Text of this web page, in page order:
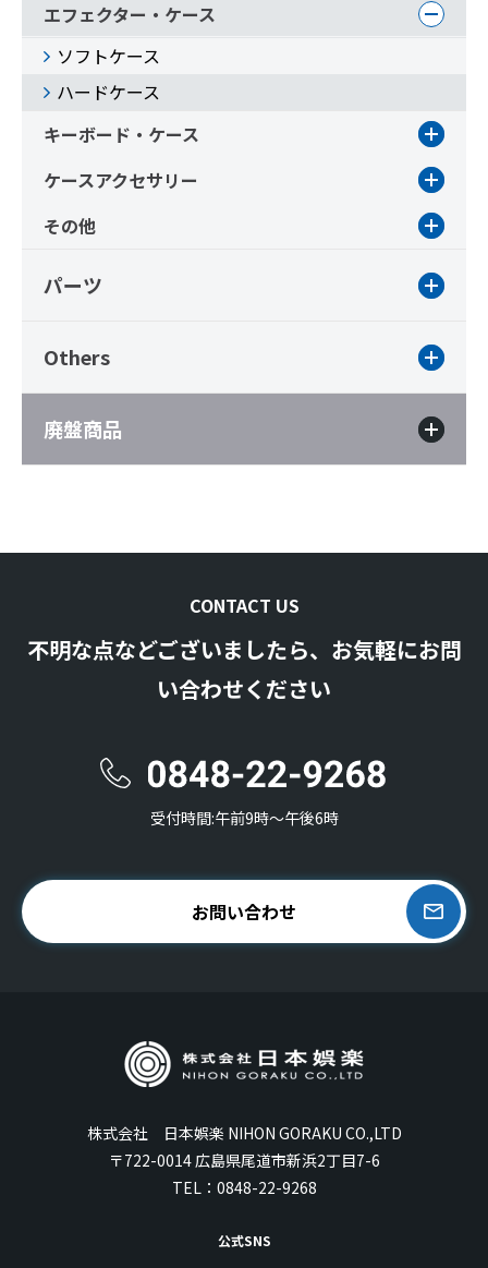
エフェクター・ケース
ソフトケース
ハードケース
キーボード・ケース
ケースアクセサリー
その他
パーツ
Others
廃盤商品
CONTACT US
不明な点などございましたら、お気軽にお問
い合わせください
受付時間:午前9時〜午後6時
お問い合わせ
株式会社 日本娯楽 NIHON GORAKU CO.,LTD
〒722-0014 広島県尾道市新浜2丁目7-6
TEL： 0848-22-9268
公式SNS